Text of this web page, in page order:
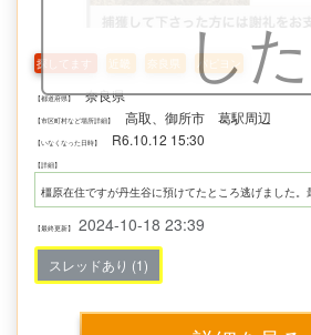
した
探してます 近畿 奈良県 パピヨン
【都道府県】 奈良県
【市区町村など場所詳細】 高取、御所市 葛駅周辺
【いなくなった日時】 R6.10.12 15:30
【詳細】
【最終更新】 2024-10-18 23:39
スレッドあり (1)